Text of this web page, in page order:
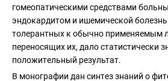
гомеопатическими средствами
эндокардитом и ишемической
толерантных к обычно применяемым
переносящих их, дало статистически
положительный результат.
В монографии дан синтез знаний о